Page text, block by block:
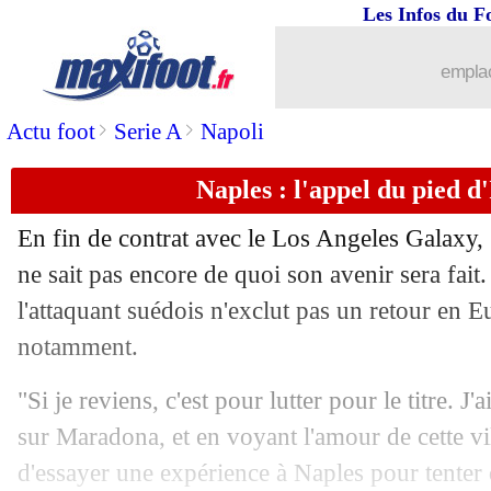
Actu foot> Serie A> Napoli
Les Infos du
Naples : l'appel du pied
En fin de contrat avec le Los Angeles
ne sait pas encore de quoi son avenir sera
l'attaquant suédois n'exclut pas un retour en
notamment.
"Si je reviens, c'est pour lutter pour le titre.
sur Maradona, et en voyant l'amour de cette
d'essayer une expérience à Naples pour
: Nîmes-Amiens, les compos
19/10 L1: Metz-Nantes, les compos
: Angers-Brest, les compos
19/10 Man City: Sterling, c’est très cher...
19/10 Divers: clap de fin pour Ciani
19/10 Lyon
19/10 Ang.: Chelsea bat Newcastle,
: contre Valence, l'Atletico cale